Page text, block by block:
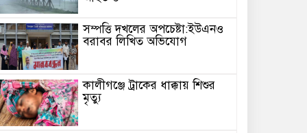
সম্পত্তি দখলের অপচেষ্টা:ইউএনও
বরাবর লিখিত অভিযোগ
কালীগঞ্জে ট্রাকের ধাক্কায় শিশুর
মৃত্যু